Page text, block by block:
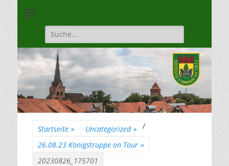
1528
Suche
für:
Startseite » Uncategorized »
/
26.08.23 Königstruppe on Tour »
20230826_175701